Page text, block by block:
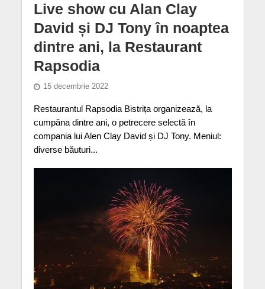
Live show cu Alan Clay
David și DJ Tony în noaptea
dintre ani, la Restaurant
Rapsodia
15 decembrie 2022
Restaurantul Rapsodia Bistrița organizează, la
cumpăna dintre ani, o petrecere selectă în
compania lui Alen Clay David și DJ Tony. Meniul:
diverse băuturi...